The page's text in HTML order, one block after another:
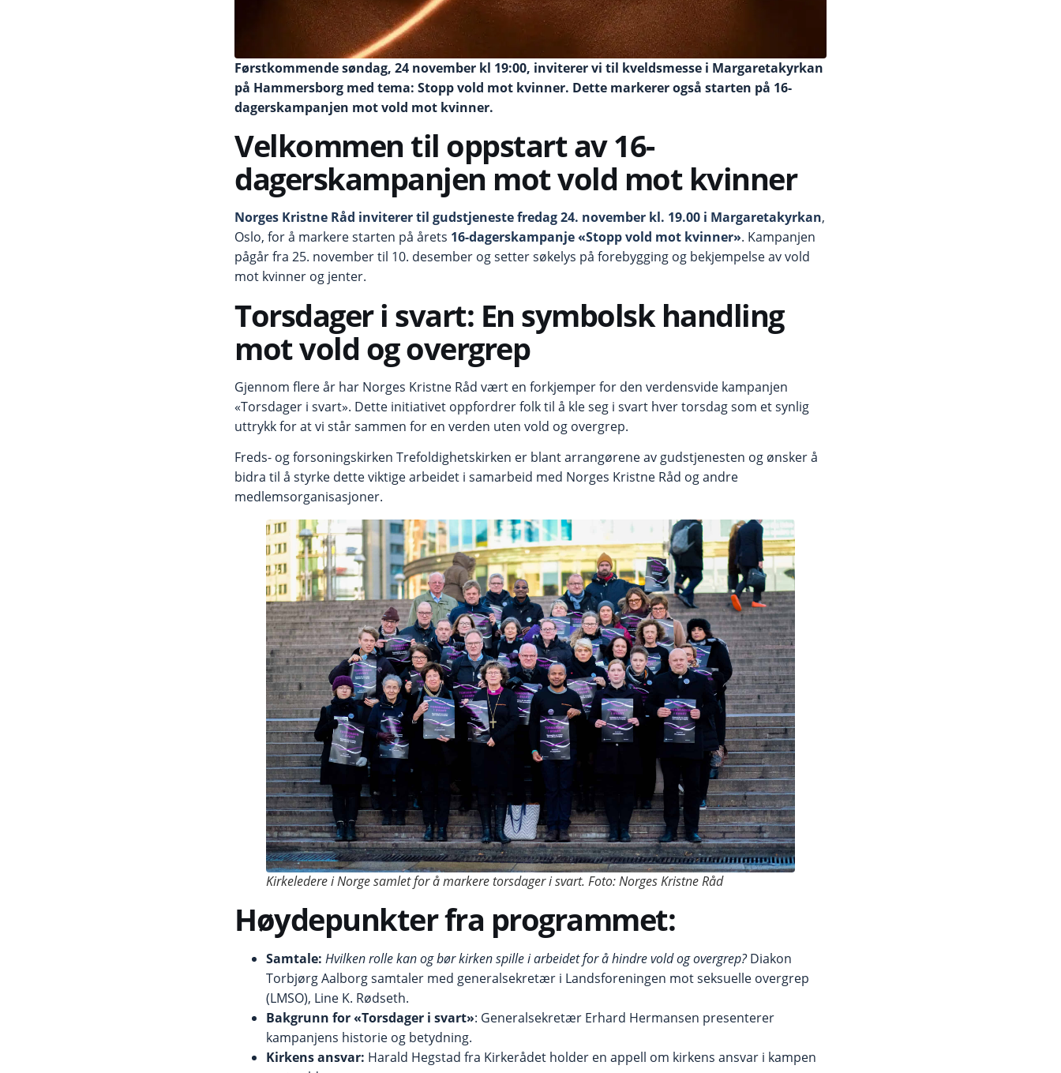
Førstkommende søndag, 24 november kl 19:00, inviterer vi til kveldsmesse i Margaretakyrkan
på Hammersborg med tema: Stopp vold mot kvinner. Dette markerer også starten på 16-
dagerskampanjen mot vold mot kvinner.
Velkommen til oppstart av 16-
dagerskampanjen mot vold mot kvinner
Norges Kristne Råd inviterer til gudstjeneste fredag 24. november kl. 19.00 i Margaretakyrkan,
Oslo, for å markere starten på årets 16-dagerskampanje «Stopp vold mot kvinner». Kampanjen
pågår fra 25. november til 10. desember og setter søkelys på forebygging og bekjempelse av vold
mot kvinner og jenter.
Torsdager i svart: En symbolsk handling
mot vold og overgrep
Gjennom flere år har Norges Kristne Råd vært en forkjemper for den verdensvide kampanjen
«Torsdager i svart». Dette initiativet oppfordrer folk til å kle seg i svart hver torsdag som et synlig
uttrykk for at vi står sammen for en verden uten vold og overgrep.
Freds- og forsoningskirken Trefoldighetskirken er blant arrangørene av gudstjenesten og ønsker å
bidra til å styrke dette viktige arbeidet i samarbeid med Norges Kristne Råd og andre
medlemsorganisasjoner.
Kirkeledere i Norge samlet for å markere torsdager i svart. Foto: Norges Kristne Råd
Høydepunkter fra programmet:
Samtale: Hvilken rolle kan og bør kirken spille i arbeidet for å hindre vold og overgrep?Diakon
Torbjørg Aalborg samtaler med generalsekretær i Landsforeningen mot seksuelle overgrep
(LMSO), Line K. Rødseth.
Bakgrunn for «Torsdager i svart»: Generalsekretær Erhard Hermansen presenterer
kampanjens historie og betydning.
Kirkens ansvar: Harald Hegstad fra Kirkerådet holder en appell om kirkens ansvar i kampen